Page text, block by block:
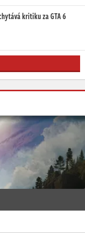
kritiku za GTA 6